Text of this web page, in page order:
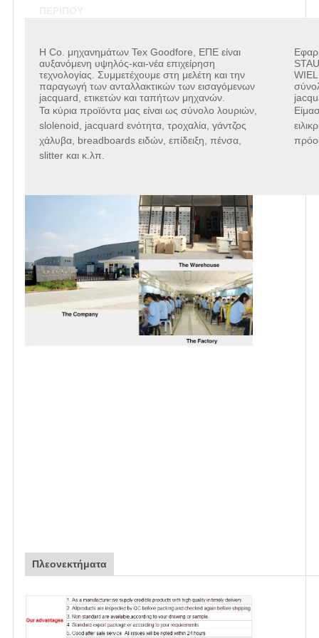
Η Co. μηχανημάτων Tex Goodfore, ΕΠΕ είναι
αυξανόμενη υψηλός-και-νέα επιχείρηση
τεχνολογίας. Συμμετέχουμε στη μελέτη και την
παραγωγή των ανταλλακτικών των εισαγόμενων
jacquard, ετικετών και ταπήτων μηχανών.
Τα κύρια προϊόντα μας είναι ως σύνολο λουριών,
slolenoid, jacquard ενότητα, τροχαλία, γάντζος
χάλυβα, breadboards ειδών, επίδειξη, πένσα,
slitter και κ.λπ.
Πλεονεκτήματα